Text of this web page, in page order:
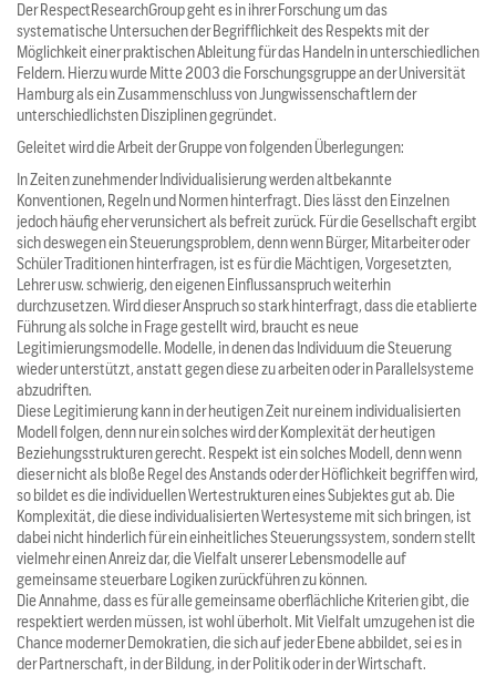
Der RespectResearchGroup geht es in ihrer Forschung um das
systematische Untersuchen der Begrifflichkeit des Respekts mit der
Möglichkeit einer praktischen Ableitung für das Handeln in unterschiedlichen
Feldern. Hierzu wurde Mitte 2003 die Forschungsgruppe an der Universität
Hamburg als ein Zusammenschluss von Jungwissenschaftlern der
unterschiedlichsten Disziplinen gegründet.
Geleitet wird die Arbeit der Gruppe von folgenden Überlegungen:
In Zeiten zunehmender Individualisierung werden altbekannte
Konventionen, Regeln und Normen hinterfragt. Dies lässt den Einzelnen
jedoch häufig eher verunsichert als befreit zurück. Für die Gesellschaft ergibt
sich deswegen ein Steuerungsproblem, denn wenn Bürger, Mitarbeiter oder
Schüler Traditionen hinterfragen, ist es für die Mächtigen, Vorgesetzten,
Lehrer usw. schwierig, den eigenen Einflussanspruch weiterhin
durchzusetzen. Wird dieser Anspruch so stark hinterfragt, dass die etablierte
Führung als solche in Frage gestellt wird, braucht es neue
Legitimierungsmodelle. Modelle, in denen das Individuum die Steuerung
wieder unterstützt, anstatt gegen diese zu arbeiten oder in Parallelsysteme
abzudriften.
Diese Legitimierung kann in der heutigen Zeit nur einem individualisierten
Modell folgen, denn nur ein solches wird der Komplexität der heutigen
Beziehungsstrukturen gerecht. Respekt ist ein solches Modell, denn wenn
dieser nicht als bloße Regel des Anstands oder der Höflichkeit begriffen wird,
so bildet es die individuellen Wertestrukturen eines Subjektes gut ab. Die
Komplexität, die diese individualisierten Wertesysteme mit sich bringen, ist
dabei nicht hinderlich für ein einheitliches Steuerungssystem, sondern stellt
vielmehr einen Anreiz dar, die Vielfalt unserer Lebensmodelle auf
gemeinsame steuerbare Logiken zurückführen zu können.
Die Annahme, dass es für alle gemeinsame oberflächliche Kriterien gibt, die
respektiert werden müssen, ist wohl überholt. Mit Vielfalt umzugehen ist die
Chance moderner Demokratien, die sich auf jeder Ebene abbildet, sei es in
der Partnerschaft, in der Bildung, in der Politik oder in der Wirtschaft.